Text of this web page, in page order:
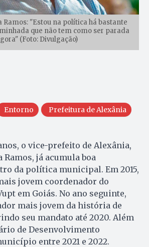
Ramos: "Estou na política há bastante
que não tem como ser parada
(Foto: Divulgação)
Entorno Prefeitura de Alexânia
o vice-prefeito de Alexânia,
Ramos, já acumula boa
da política municipal. Em 2015,
jovem coordenador do
em Goiás. No ano seguinte,
mais jovem da história de
seu mandato até 2020. Além
de Desenvolvimento
entre 2021 e 2022.